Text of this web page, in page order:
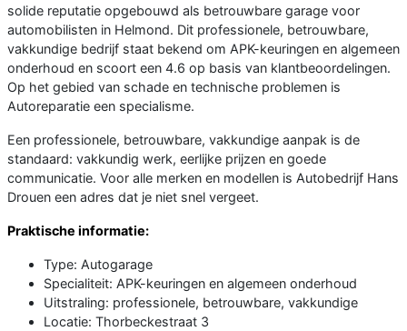
solide reputatie opgebouwd als betrouwbare garage voor
automobilisten in Helmond. Dit professionele, betrouwbare,
vakkundige bedrijf staat bekend om APK-keuringen en algemeen
onderhoud en scoort een 4.6 op basis van klantbeoordelingen.
Op het gebied van schade en technische problemen is
Autoreparatie een specialisme.
Een professionele, betrouwbare, vakkundige aanpak is de
standaard: vakkundig werk, eerlijke prijzen en goede
communicatie. Voor alle merken en modellen is Autobedrijf Hans
Drouen een adres dat je niet snel vergeet.
Praktische informatie:
Type: Autogarage
Specialiteit: APK-keuringen en algemeen onderhoud
Uitstraling: professionele, betrouwbare, vakkundige
Locatie: Thorbeckestraat 3